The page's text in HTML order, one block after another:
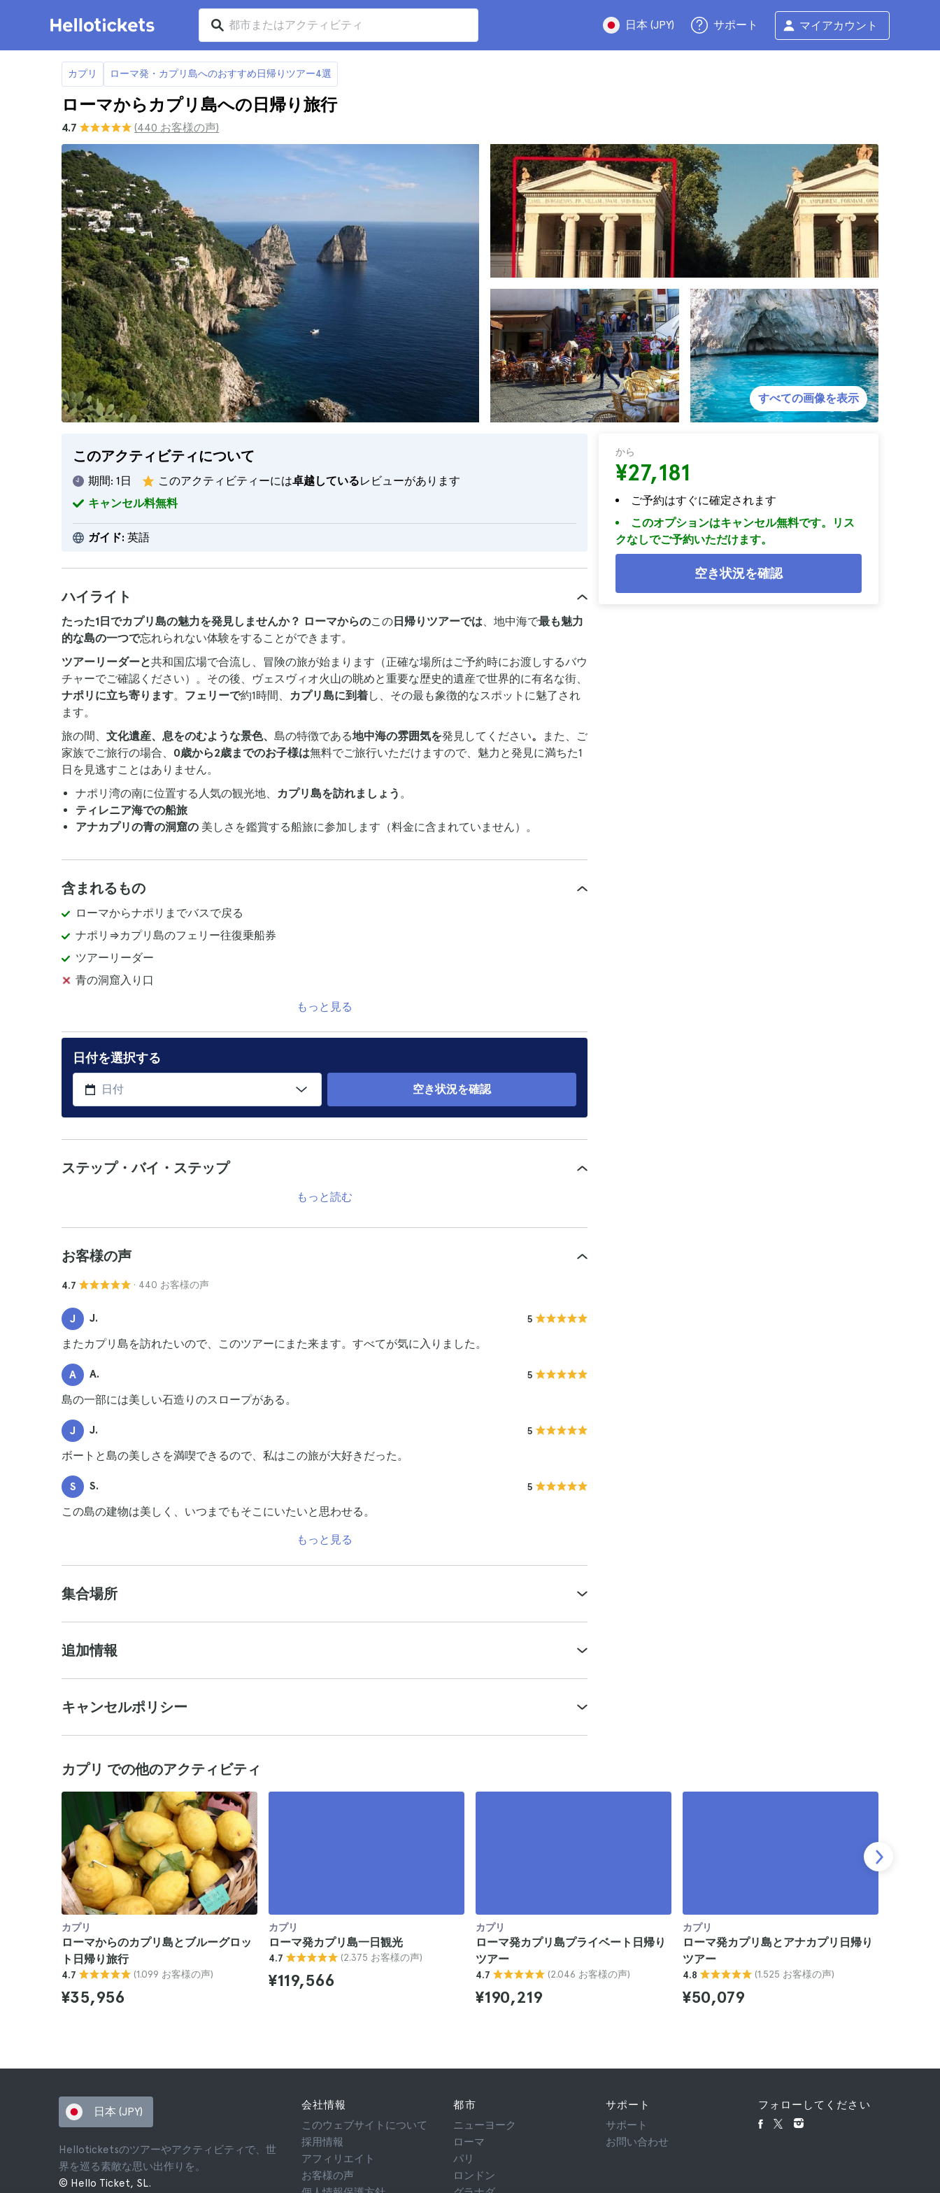
日本 (JPY) サポート マイアカウント
カプリ ローマ発・カプリ島へのおすすめ日帰りツアー4選
ローマからカプリ島への日帰り旅行
4.7 (440 お客様の声)
このアクティビティについて
期間: 1日 このアクティビティーには卓越しているレビューがあります
キャンセル料無料
ガイド: 英語
から
¥27,181
ご予約はすぐに確定されます
このオプションはキャンセル無料です。リス
クなしでご予約いただけます。
空き状況を確認
すべての画像を表示
ハイライト
たった1日でカプリ島の魅力を発見しませんか？ ローマからのこの日帰りツアーでは、地中海で最も魅力
的な島の一つで忘れられない体験をすることができます。
ツアーリーダーと共和国広場で合流し、冒険の旅が始まります（正確な場所はご予約時にお渡しするバウ
チャーでご確認ください）。その後、ヴェスヴィオ火山の眺めと重要な歴史的遺産で世界的に有名な街、
ナポリに立ち寄ります。 フェリーで約1時間、 カプリ島に到着し、その最も象徴的なスポットに魅了され
ます。
旅の間、 文化遺産、息をのむような景色、 島の特徴である地中海の雰囲気を発見してください。
また、ご
家族でご旅行の場合、 0歳から2歳までのお子様は無料でご旅行いただけますので、魅力と発見に満ちた1
日を見逃すことはありません。
ナポリ湾の南に位置する人気の観光地、 カプリ島を訪れましょう 。
ティレニア海での船旅
アナカプリの青の洞窟の 美しさを鑑賞する船旅に参加します（料金に含まれていません）。
含まれるもの
ローマからナポリまでバスで戻る
ナポリ⇒カプリ島のフェリー往復乗船券
ツアーリーダー
青の洞窟入り口
もっと見る
日付を選択する
空き状況を確認
ステップ・バイ・ステップ
もっと読む
お客様の声
4.7 · 440 お客様の声
J J. 5
またカプリ島を訪れたいので、このツアーにまた来ます。すべてが気に入りました。
A A. 5
島の一部には美しい石造りのスロープがある。
J J. 5
ボートと島の美しさを満喫できるので、私はこの旅が大好きだった。
S S. 5
この島の建物は美しく、いつまでもそこにいたいと思わせる。
もっと見る
集合場所
追加情報
キャンセルポリシー
カプリ での他のアクティビティ
カプリ
ローマからのカプリ島とブルーグロッ
ト日帰り旅行
4.7 (1.099 お客様の声)
¥35,956
カプリ
ローマ発カプリ島一日観光
4.7 (2.375 お客様の声)
¥119,566
カプリ
ローマ発カプリ島プライベート日帰り
ツアー
4.7 (2.046 お客様の声)
¥190,219
カプリ
ローマ発カプリ島とアナカプリ日帰り
ツアー
4.8 (1.525 お客様の声)
¥50,079
日本 (JPY)
Helloticketsのツアーやアクティビティで、世
界を巡る素敵な思い出作りを。
© Hello Ticket, SL.
会社情報
このウェブサイトについて
採用情報
アフィリエイト
お客様の声
都市
ニューヨーク
ローマ
パリ
ロンドン
サポート
サポート
お問い合わせ
フォローしてください